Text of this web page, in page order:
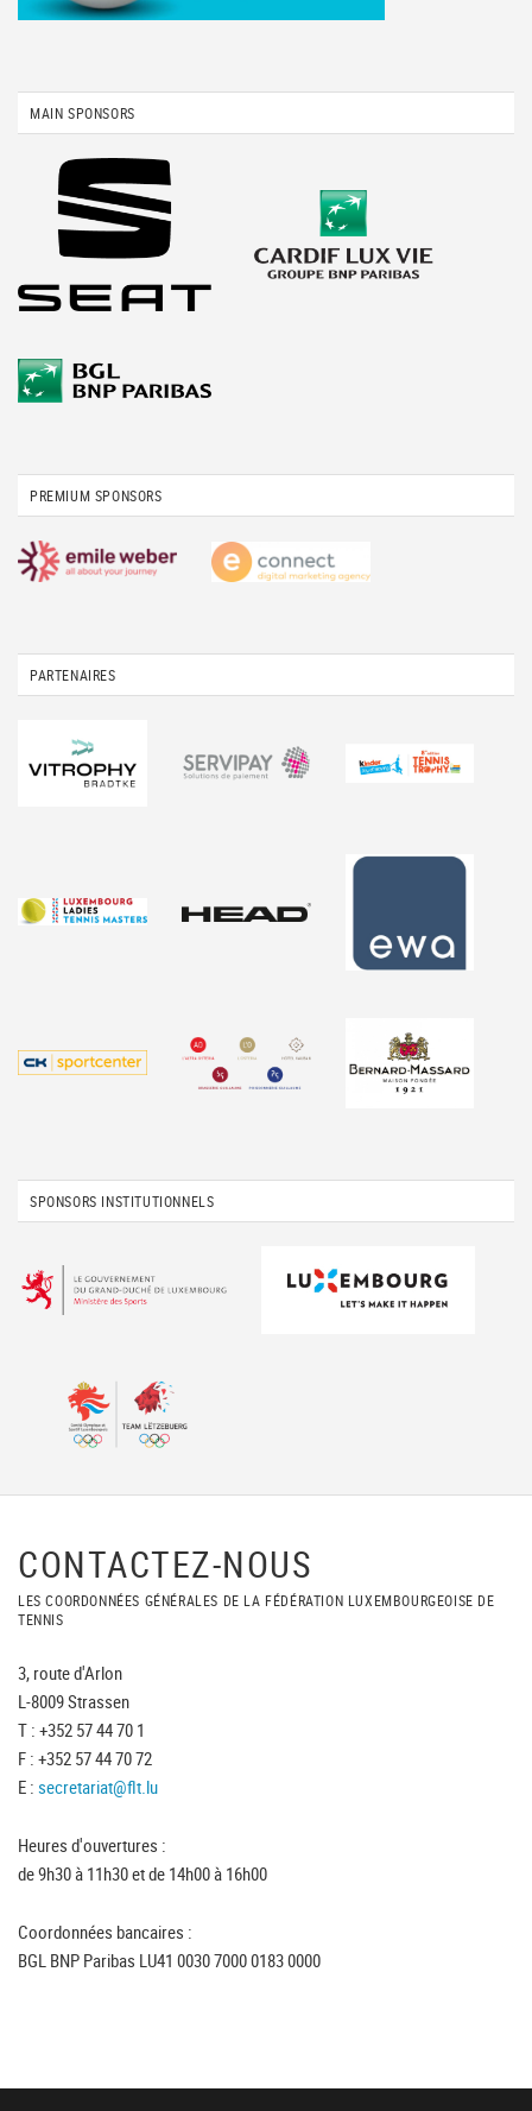
MAIN SPONSORS
PREMIUM SPONSORS
PARTENAIRES
SPONSORS INSTITUTIONNELS
CONTACTEZ-NOUS
LES COORDONNÉES GÉNÉRALES DE LA FÉDÉRATION LUXEMBOURGEOISE DE
TENNIS
3, route d'Arlon
L-8009 Strassen
T : +352 57 44 70 1
F : +352 57 44 70 72
E : secretariat@flt.lu
Heures d'ouvertures :
de 9h30 à 11h30 et de 14h00 à 16h00
Coordonnées bancaires :
BGL BNP Paribas LU41 0030 7000 0183 0000